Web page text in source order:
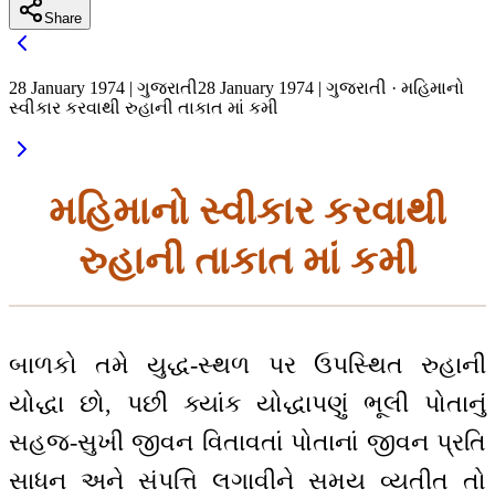
Share
28 January 1974 | ગુજરાતી28 January 1974 | ગુજરાતી · મહિમાનો
સ્વીકાર કરવાથી રુહાની તાકાત માં કમી
મહિમાનો સ્વીકાર કરવાથી
રુહાની તાકાત માં કમી
બાળકો તમે યુદ્ધ-સ્થળ પર ઉપસ્થિત રુહાની
યોદ્ધા છો, પછી ક્યાંક યોદ્ધાપણું ભૂલી પોતાનું
સહજ-સુખી જીવન વિતાવતાં પોતાનાં જીવન પ્રતિ
સાધન અને સંપત્તિ લગાવીને સમય વ્યતીત તો